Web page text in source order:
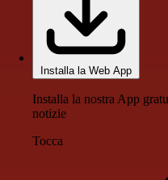
Installa la Web App
Installa la nostra App
notizie
Tocca